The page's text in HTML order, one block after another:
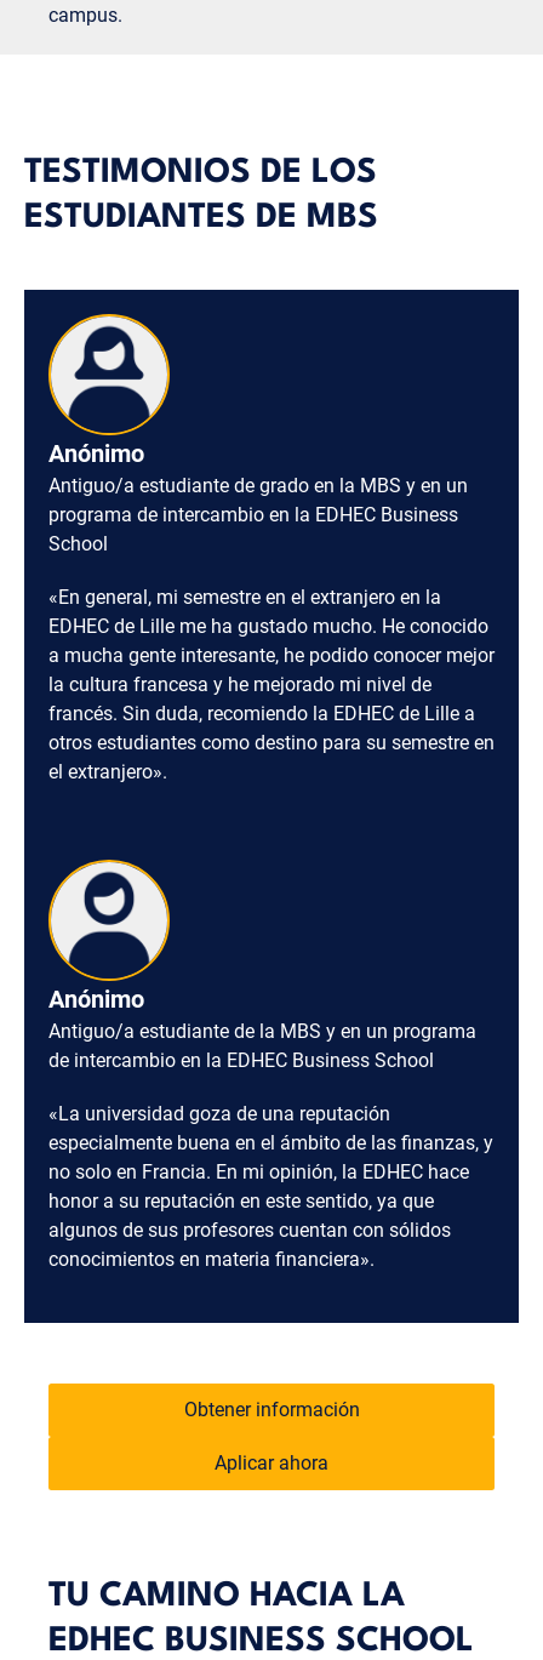
campus.
TESTIMONIOS DE LOS
ESTUDIANTES DE MBS
Anónimo
Antiguo/a estudiante de grado en la MBS y en un
programa de intercambio en la EDHEC Business
School
«En general, mi semestre en el extranjero en la
EDHEC de Lille me ha gustado mucho. He conocido
a mucha gente interesante, he podido conocer mejor
la cultura francesa y he mejorado mi nivel de
francés. Sin duda, recomiendo la EDHEC de Lille a
otros estudiantes como destino para su semestre en
el extranjero».
Anónimo
Antiguo/a estudiante de la MBS y en un programa
de intercambio en la EDHEC Business School
«La universidad goza de una reputación
especialmente buena en el ámbito de las finanzas, y
no solo en Francia. En mi opinión, la EDHEC hace
honor a su reputación en este sentido, ya que
algunos de sus profesores cuentan con sólidos
conocimientos en materia financiera».
Obtener información
Aplicar ahora
TU CAMINO HACIA LA
EDHEC BUSINESS SCHOOL